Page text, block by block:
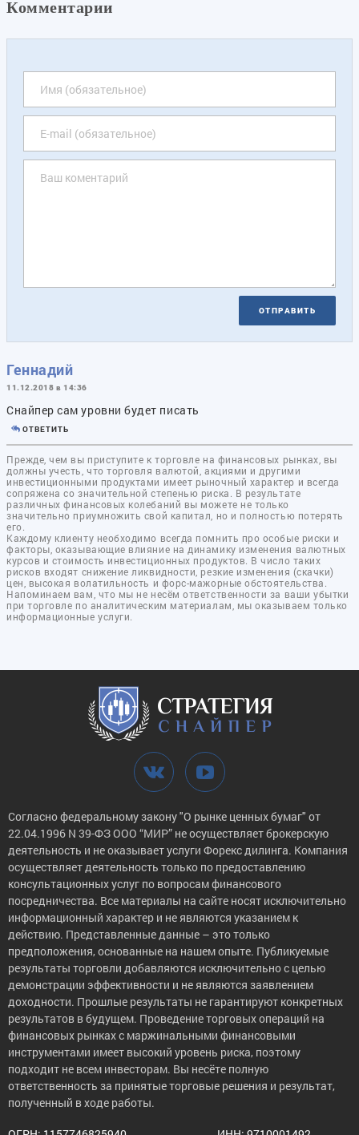
Комментарии
ОТПРАВИТЬ
Геннадий
11.12.2018 в 14:36
Снайпер сам уровни будет писать
ОТВЕТИТЬ
Прежде, чем вы приступите к торговле на финансовых рынках, вы
должны учесть, что торговля валютой, акциями и другими
инвестиционными продуктами имеет рыночный характер и всегда
сопряжена со значительной степенью риска. В результате
различных финансовых колебаний вы можете не только
значительно приумножить свой капитал, но и полностью потерять
его.
Каждому клиенту необходимо всегда помнить про особые риски и
факторы, оказывающие влияние на динамику изменения валютных
курсов и стоимость инвестиционных продуктов. В число таких
рисков входят снижение ликвидности, резкие изменения (скачки)
цен, высокая волатильность и форс-мажорные обстоятельства.
Напоминаем вам, что мы не несём ответственности за ваши убытки
при торговле по аналитическим материалам, мы оказываем только
информационные услуги.
Согласно федеральному закону "О рынке ценных бумаг" от
22.04.1996 N 39-ФЗ ООО “МИР” не осуществляет брокерскую
деятельность и не оказывает услуги Форекс дилинга. Компания
осуществляет деятельность только по предоставлению
консультационных услуг по вопросам финансового
посредничества. Все материалы на сайте носят исключительно
информационный характер и не являются указанием к
действию. Представленные данные – это только
предположения, основанные на нашем опыте. Публикуемые
результаты торговли добавляются исключительно с целью
демонстрации эффективности и не являются заявлением
доходности. Прошлые результаты не гарантируют конкретных
результатов в будущем. Проведение торговых операций на
финансовых рынках с маржинальными финансовыми
инструментами имеет высокий уровень риска, поэтому
подходит не всем инвесторам. Вы несёте полную
ответственность за принятые торговые решения и результат,
полученный в ходе работы.